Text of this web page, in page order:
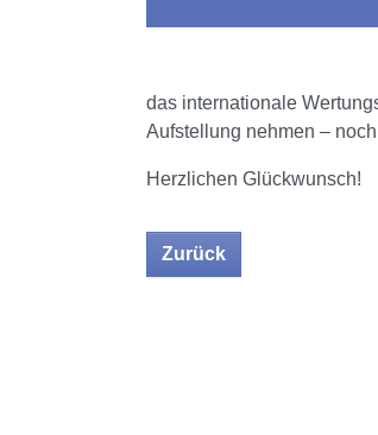
das internationale
Aufstellung nehmen –
Herzlichen Glückwunsch!
Zurück